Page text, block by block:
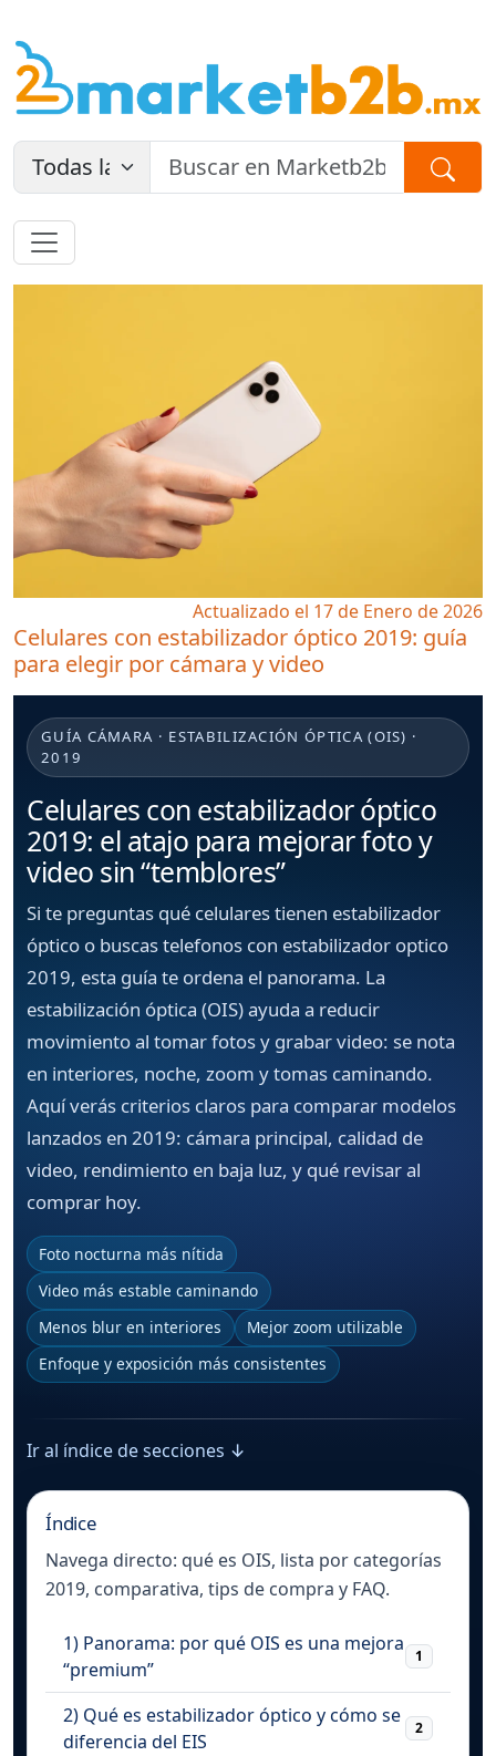
Actualizado el 17 de Enero de 2026
Celulares con estabilizador óptico 2019: guía
para elegir por cámara y video
GUÍA CÁMARA · ESTABILIZACIÓN ÓPTICA (OIS) ·
2019
Celulares con estabilizador óptico
2019: el atajo para mejorar foto y
video sin “temblores”
Si te preguntas qué celulares tienen estabilizador
óptico o buscastelefonos con estabilizador optico
2019, esta guía te ordena el panorama. La
estabilización óptica (OIS) ayuda a reducir
movimiento al tomar fotos y grabar video: se nota
en interiores, noche, zoom y tomas caminando.
Aquí verás criterios claros para comparar modelos
lanzados en 2019: cámara principal, calidad de
video, rendimiento en baja luz, y qué revisar al
comprar hoy.
Foto nocturna más nítida
Video más estable caminando
Menos blur en interiores
Mejor zoom utilizable
Enfoque y exposición más consistentes
Ir al índice de secciones ↓
Índice
Navega directo: qué es OIS, lista por categorías
2019, comparativa, tips de compra y FAQ.
1) Panorama: por qué OIS es una mejora
“premium”
1
2) Qué es estabilizador óptico y cómo se
diferencia del EIS
2